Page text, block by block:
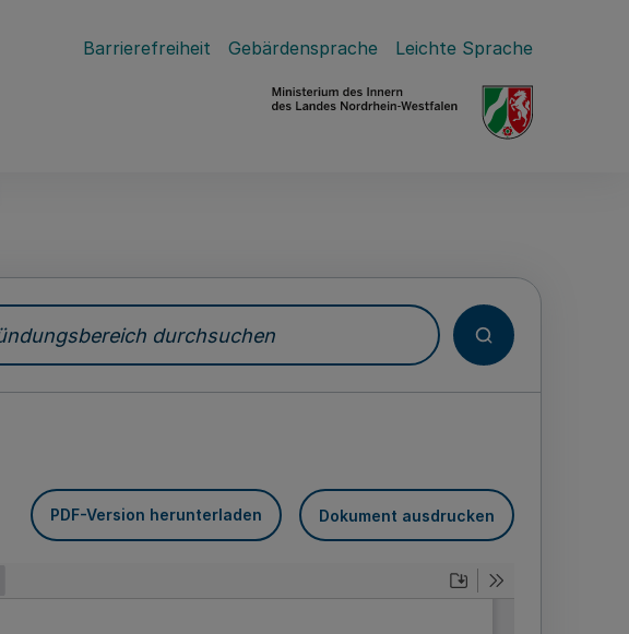
Barrierefreiheit Gebärdensprache Leichte Sprache
durchsuchen
PDF-Version herunterladen Dokument ausdrucken